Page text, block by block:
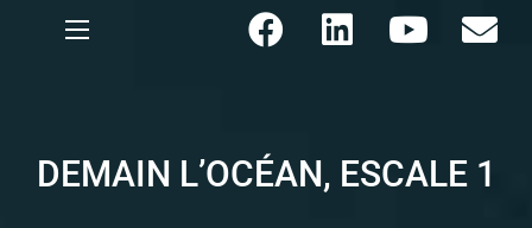
DEMAIN L’OCÉAN, ESCALE 1